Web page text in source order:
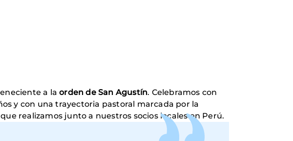
a laorden de San Agustín. Celebramos con
y con una trayectoria pastoral marcada por la
realizamos junto a nuestros socios locales en Perú.